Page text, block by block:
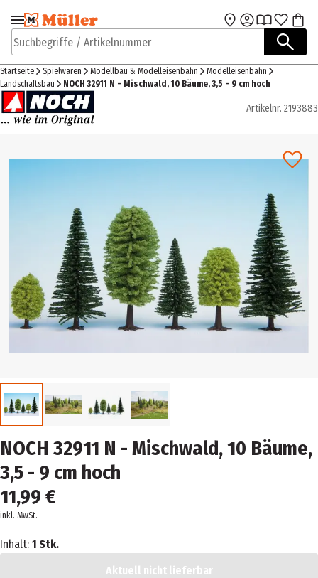
Zur Navigation
springen
Zum Hauptinhalt
Suchbegriffe / Artikelnummer
Startseite Spielwaren Modellbau & Modelleisenbahn
Modelleisenbahn
Landschaftsbau
NOCH 32911 N - Mischwald, 10 Bäume, 3,5 - 9 cm hoch
Artikelnr. 2193883
NOCH 32911 N - Mischwald, 10 Bäume,
3,5 - 9 cm hoch
11,99 €
inkl. MwSt.
Inhalt: 1 Stk.
Aktuell nicht lieferbar